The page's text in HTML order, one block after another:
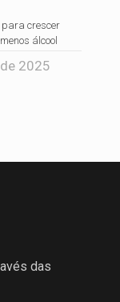
para crescer
álcool
2025
das